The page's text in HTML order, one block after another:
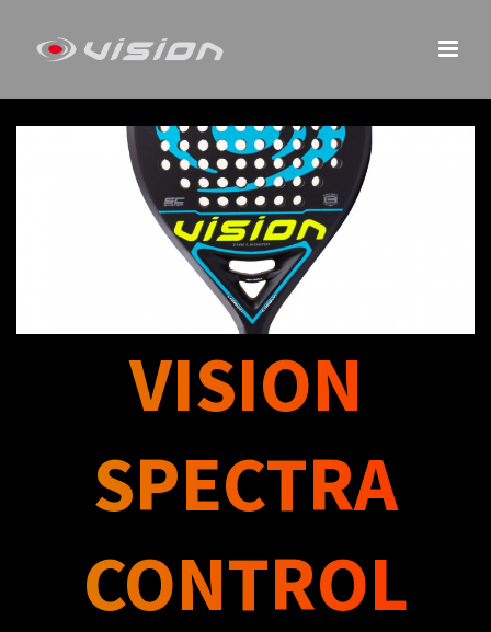
VISION
SPECTRA
CONTROL